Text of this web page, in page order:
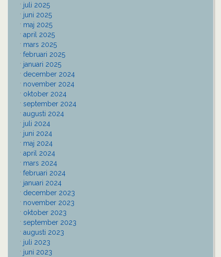
juli 2025
juni 2025
maj 2025
april 2025
mars 2025
februari 2025
januari 2025
december 2024
november 2024
oktober 2024
september 2024
augusti 2024
juli 2024
juni 2024
maj 2024
april 2024
mars 2024
februari 2024
januari 2024
december 2023
november 2023
oktober 2023
september 2023
augusti 2023
juli 2023
juni 2023